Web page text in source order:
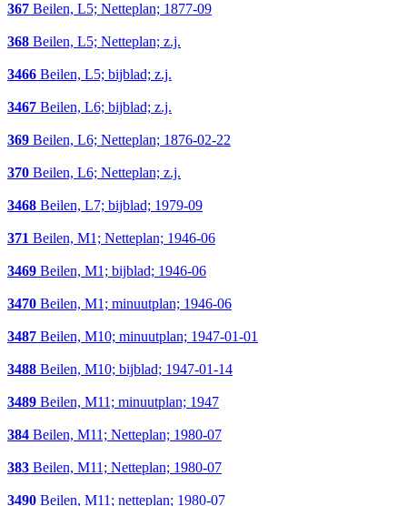
367 Beilen, L5; Netteplan; 1877-09
368 Beilen, L5; Netteplan; z.j.
3466 Beilen, L5; bijblad; z.j.
3467 Beilen, L6; bijblad; z.j.
369 Beilen, L6; Netteplan; 1876-02-22
370 Beilen, L6; Netteplan; z.j.
3468 Beilen, L7; bijblad; 1979-09
371 Beilen, M1; Netteplan; 1946-06
3469 Beilen, M1; bijblad; 1946-06
3470 Beilen, M1; minuutplan; 1946-06
3487 Beilen, M10; minuutplan; 1947-01-01
3488 Beilen, M10; bijblad; 1947-01-14
3489 Beilen, M11; minuutplan; 1947
384 Beilen, M11; Netteplan; 1980-07
383 Beilen, M11; Netteplan; 1980-07
3490 Beilen, M11; netteplan; 1980-07